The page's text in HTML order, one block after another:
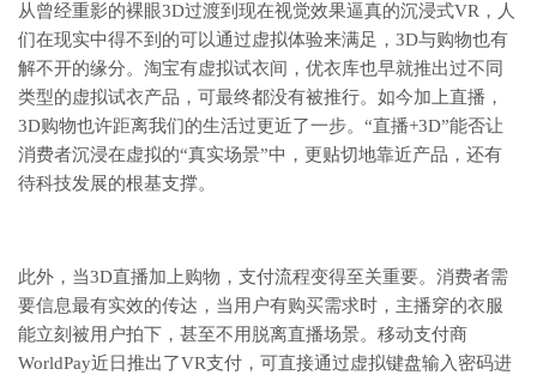
从曾经重影的裸眼3D过渡到现在视觉效果逼真的沉浸式VR，人
们在现实中得不到的可以通过虚拟体验来满足，3D与购物也有
解不开的缘分。淘宝有虚拟试衣间，优衣库也早就推出过不同
类型的虚拟试衣产品，可最终都没有被推行。如今加上直播，
3D购物也许距离我们的生活过更近了一步。“直播+3D”能否让
消费者沉浸在虚拟的“真实场景”中，更贴切地靠近产品，还有
待科技发展的根基支撑。
此外，当3D直播加上购物，支付流程变得至关重要。消费者需
要信息最有实效的传达，当用户有购买需求时，主播穿的衣服
能立刻被用户拍下，甚至不用脱离直播场景。移动支付商
WorldPay近日推出了VR支付，可直接通过虚拟键盘输入密码进